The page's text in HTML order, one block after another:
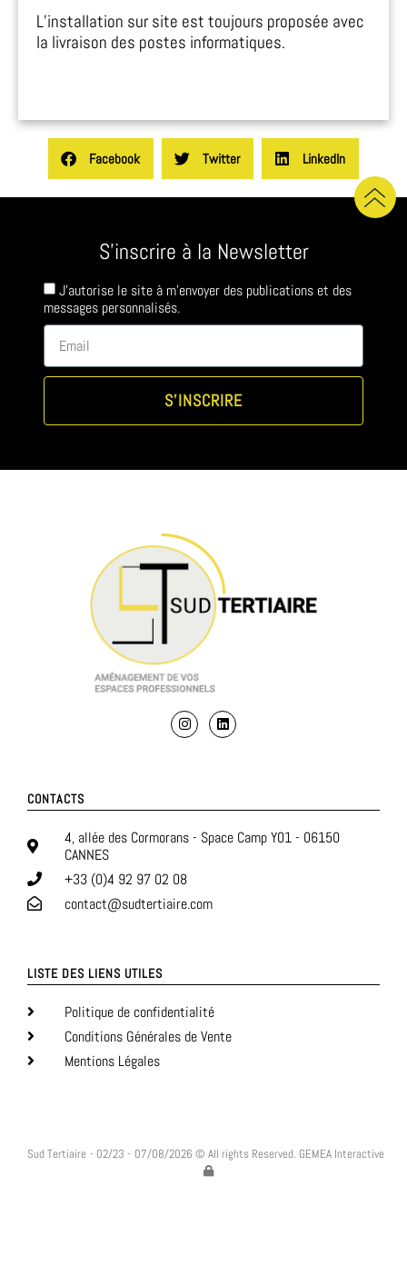
L’installation sur site est toujours proposée avec
la livraison des postes informatiques.
Facebook Twitter LinkedIn
S'inscrire à la Newsletter
J'autorise le site à m'envoyer des publications et des
messages personnalisés.
S'INSCRIRE
CONTACTS
4, allée des Cormorans - Space Camp Y01 - 06150
CANNES
+33 (0)4 92 97 02 08
contact@sudtertiaire.com
LISTE DES LIENS UTILES
Politique de confidentialité
Conditions Générales de Vente
Mentions Légales
Sud Tertiaire - 02/23 - 07/08/2026 © All rights Reserved. GEMEA Interactive